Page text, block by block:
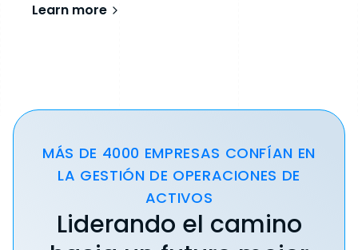
Learn more
MÁS DE 4000 EMPRESAS CONFÍAN EN
LA GESTIÓN DE OPERACIONES DE
ACTIVOS
Liderando el camino